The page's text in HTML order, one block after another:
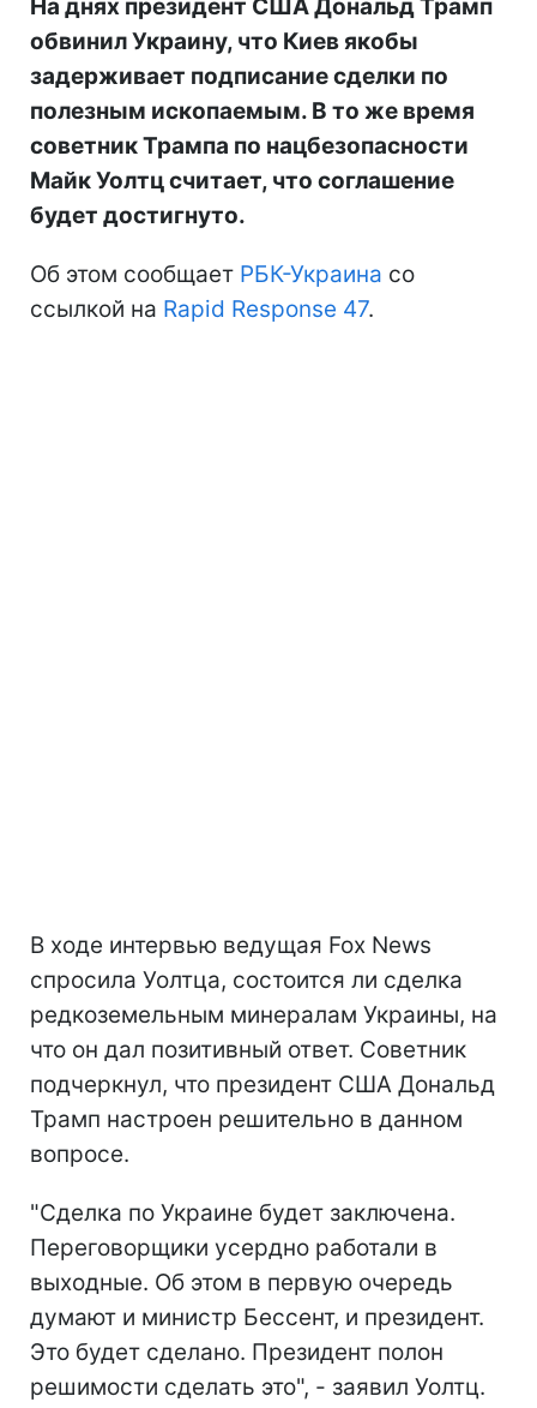
На днях президент США Дональд Трамп
обвинил Украину, что Киев якобы
задерживает подписание сделки по
полезным ископаемым. В то же время
советник Трампа по нацбезопасности
Майк Уолтц считает, что соглашение
будет достигнуто.
Об этом сообщает РБК-Украина со
ссылкой на Rapid Response 47.
В ходе интервью ведущая Fox News
спросила Уолтца, состоится ли сделка
редкоземельным минералам Украины, на
что он дал позитивный ответ. Советник
подчеркнул, что президент США Дональд
Трамп настроен решительно в данном
вопросе.
"Сделка по Украине будет заключена.
Переговорщики усердно работали в
выходные. Об этом в первую очередь
думают и министр Бессент, и президент.
Это будет сделано. Президент полон
решимости сделать это", - заявил Уолтц.